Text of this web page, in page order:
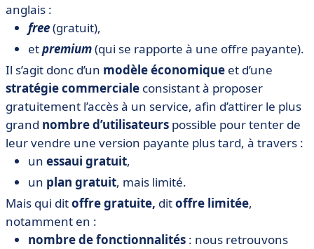
anglais :
free(gratuit),
etpremium(qui se rapporte à une offre payante).
Il s’agit donc d’un modèle économique et d’une
stratégie commerciale consistant à proposer
gratuitement l’accès à un service, afin d’attirer le plus
grand nombre d’utilisateurs possible pour tenter de
leur vendre une version payante plus tard, à travers :
un essaui gratuit,
un plan gratuit, mais limité.
Mais qui ditoffre gratuite, ditoffre limitée,
notamment en :
nombre de fonctionnalités : nous retrouvons